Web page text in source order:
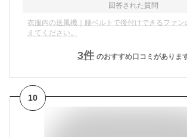
回答された質問
衣服内の送風機｜腰ベルトで後付けできるファン
えてください。
3件 のおすすめ口コミがありま
10